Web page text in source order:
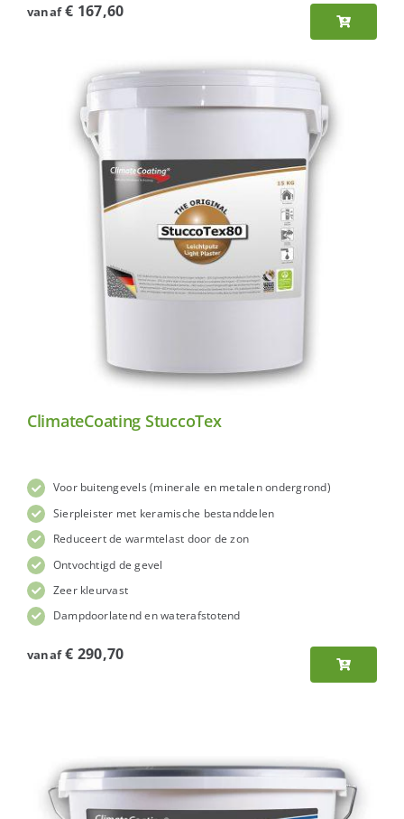
vanaf € 167,60
ClimateCoating StuccoTex
Voor buitengevels (minerale en metalen ondergrond)
Sierpleister met keramische bestanddelen
Reduceert de warmtelast door de zon
Ontvochtigd de gevel
Zeer kleurvast
Dampdoorlatend en waterafstotend
vanaf € 290,70